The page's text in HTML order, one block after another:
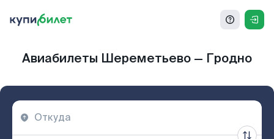
Авиабилеты Шереметьево — Гродно